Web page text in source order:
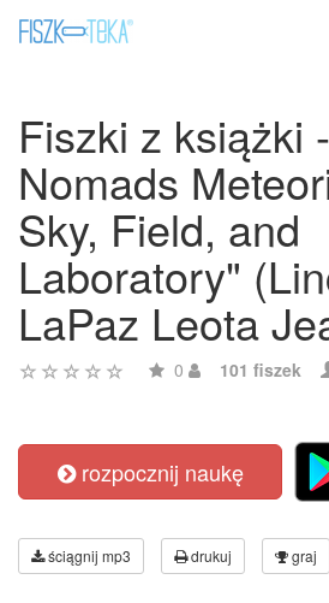
Fiszki z książki
Nomads
Sky, Field, and
Laboratory"
LaPaz Leota
0 101 fiszek
rozpocznij naukę
ściągnij mp3 drukuj graj